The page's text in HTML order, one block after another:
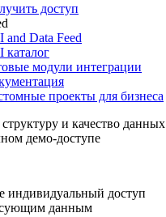
доступ
and Data Feed
каталог
модули интеграции
проекты для бизнеса
и качество данных
демо-доступе
индивидуальный доступ
данным